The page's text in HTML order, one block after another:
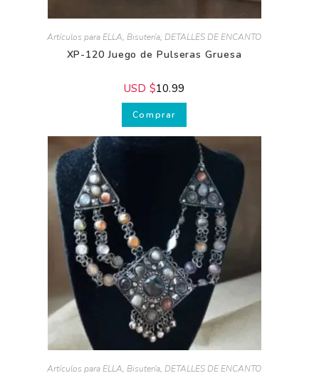
Artículos para ELLA, Bisutería, DETALLES DE ENCANTO
XP-120 Juego de Pulseras Gruesa
USD $10.99
Comprar
Artículos para ELLA, Bisutería, DETALLES DE ENCANTO